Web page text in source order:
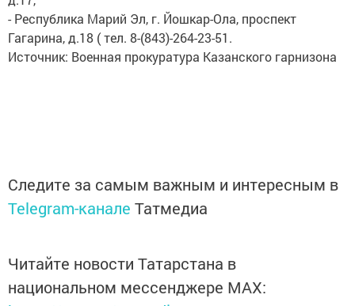
- Республика Марий Эл, г. Йошкар-Ола, проспект
Гагарина, д.18 ( тел. 8-(843)-264-23-51.
Источник: Военная прокуратура Казанского гарнизона
Следите за самым важным и интересным в
Telegram-канале Татмедиа
Читайте новости Татарстана в
национальном мессенджере MАХ: